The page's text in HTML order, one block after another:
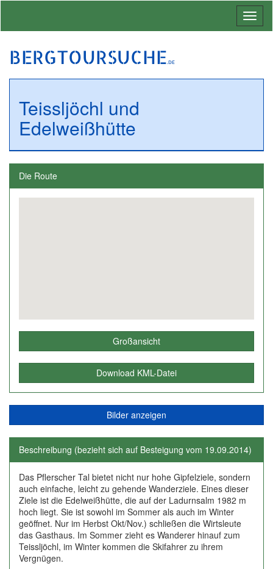
BERGTOURSUCHE.DE
Teissljöchl und
Edelweißhütte
Die Route
Großansicht
Download KML-Datei
Bilder anzeigen
Beschreibung (bezieht sich auf Besteigung vom 19.09.2014)
Das Pflerscher Tal bietet nicht nur hohe Gipfelziele, sondern
auch einfache, leicht zu gehende Wanderziele. Eines dieser
Ziele ist die Edelweißhütte, die auf der Ladurnsalm 1982 m
hoch liegt. Sie ist sowohl im Sommer als auch im Winter
geöffnet. Nur im Herbst Okt/Nov.) schließen die Wirtsleute
das Gasthaus. Im Sommer zieht es Wanderer hinauf zum
Teissljöchl, im Winter kommen die Skifahrer zu ihrem
Vergnügen.